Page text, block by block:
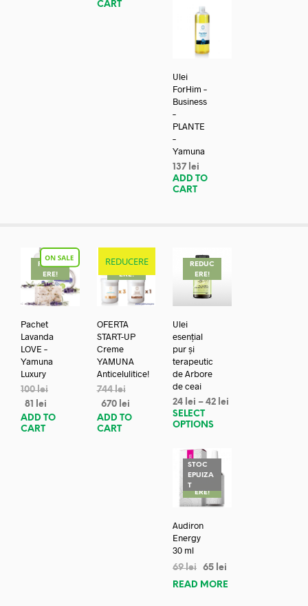
CART
Ulei
ForHim –
Business
–
PLANTE
–
Yamuna
137 lei
ADD TO
CART
REDUC
ERE!
Pachet
Lavanda
LOVE –
Yamuna
Luxury
100lei
81
lei
ADD TO
CART
REDUCERE
REDUC
ERE!
OFERTA
START-UP
Creme
YAMUNA
Anticelulitice!
744lei
670 lei
ADD TO
CART
REDUC
ERE!
Ulei
esențial
pur și
terapeutic
de Arbore
de ceai
24 lei –42 lei
SELECT
OPTIONS
STOC
EPUIZA
TREDUC
ERE!
Audiron
Energy
30 ml
69lei 65 lei
READ MORE